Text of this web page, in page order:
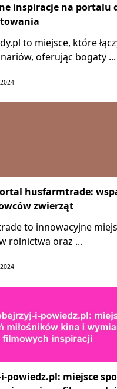
inspiracje na portalu
to miejsce, które
oferując bogaty ...
husfarmtrade:
zwierząt
to innowacyjne
rolnictwa oraz ...
powiedz.pl: miejsce